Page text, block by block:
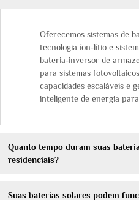
Oferecemos sistemas de
tecnologia íon-lítio e
bateria-inversor de
para sistemas
capacidades escaláveis e
inteligente de energia
Quanto tempo duram suas
residenciais?
Suas baterias solares podem